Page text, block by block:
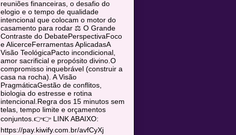
reuniões financeiras, o desafio do
elogio e o tempo de qualidade
intencional que colocam o motor do
casamento para rodar ⚖️ O Grande
Contraste do DebatePerspectivaFoco
e AlicerceFerramentas AplicadasA
Visão TeológicaPacto incondicional,
amor sacrificial e propósito divino.O
compromisso inquebrável (construir a
casa na rocha). A Visão
PragmáticaGestão de conflitos,
biologia do estresse e rotina
intencional.Regra dos 15 minutos sem
telas, tempo limite e orçamentos
conjuntos.👉👉 LINK ABAIXO:
https://pay.kiwify.com.br/avfCyXj